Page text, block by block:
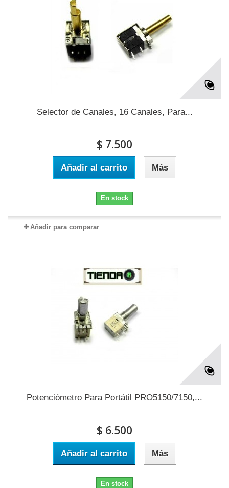
Selector de Canales, 16 Canales, Para...
$ 7.500
Añadir al carrito Más
En stock
Añadir para comparar
Potenciómetro Para Portátil PRO5150/7150,...
$ 6.500
Añadir al carrito Más
En stock